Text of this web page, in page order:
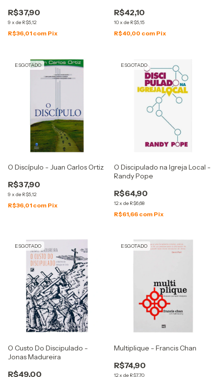
R$37,90
9 x de R$5,12
R$36,01 com Pix
R$42,10
10x de R$5,15
R$40,00 com Pix
ESGOTADO
O Discípulo - Juan Carlos Ortiz
R$37,90
9 x de R$5,12
R$36,01 com Pix
ESGOTADO
O Discipulado na Igreja Local -
Randy Pope
R$64,90
12x de R$6,68
R$61,66 com Pix
ESGOTADO
O Custo Do Discipulado -
Jonas Madureira
R$49,00
ESGOTADO
Multiplique - Francis Chan
R$74,90
12x de R$7,70